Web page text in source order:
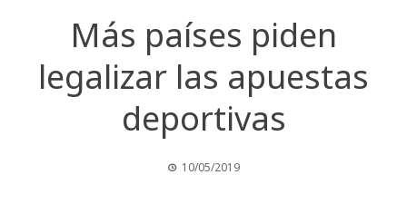
Más países piden
legalizar las apuestas
deportivas
10/05/2019